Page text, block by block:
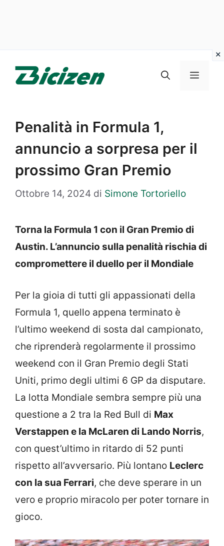
Menu
Penalità in Formula 1,
annuncio a sorpresa per il
prossimo Gran Premio
Ottobre 14, 2024 di Simone Tortoriello
Torna la Formula 1 con il Gran Premio di
Austin. L’annuncio sulla penalità rischia di
compromettere il duello per il Mondiale
Per la gioia di tutti gli appassionati della
Formula 1, quello appena terminato è
l’ultimo weekend di sosta dal campionato,
che riprenderà regolarmente il prossimo
weekend con il Gran Premio degli Stati
Uniti, primo degli ultimi 6 GP da disputare.
La lotta Mondiale sembra sempre più una
questione a 2 tra la Red Bull di Max
Verstappen e la McLaren di Lando Norris,
con quest’ultimo in ritardo di 52 punti
rispetto all’avversario. Più lontano Leclerc
con la sua Ferrari, che deve sperare in un
vero e proprio miracolo per poter tornare in
gioco.